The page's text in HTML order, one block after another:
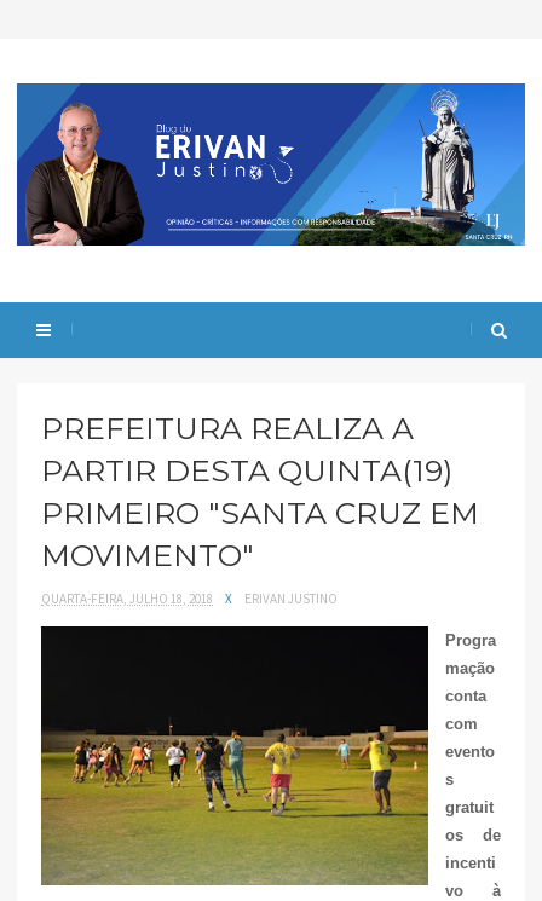
PREFEITURA REALIZA A
PARTIR DESTA QUINTA(19)
PRIMEIRO "SANTA CRUZ EM
MOVIMENTO"
QUARTA-FEIRA, JULHO 18, 2018 X ERIVAN JUSTINO
Progra
mação
conta
com
evento
s
gratuit
os de
incenti
vo à